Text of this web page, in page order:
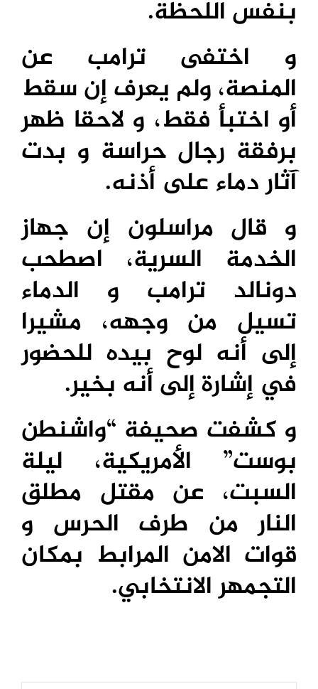
بنفس اللحظة.
و اختفى ترامب عن
المنصة، ولم يعرف إن سقط
أو اختبأ فقط، و لاحقا ظهر
برفقة رجال حراسة و بدت
آثار دماء على أذنه.
و قال مراسلون إن جهاز
الخدمة السرية، اصطحب
دونالد ترامب و الدماء
تسيل من وجهه، مشيرا
إلى أنه لوح بيده للحضور
في إشارة إلى أنه بخير.
و كشفت صحيفة “واشنطن
بوست” الأمريكية، ليلة
السبت، عن مقتل مطلق
النار من طرف الحرس و
قوات الامن المرابط بمكان
التجمهر الانتخابي.